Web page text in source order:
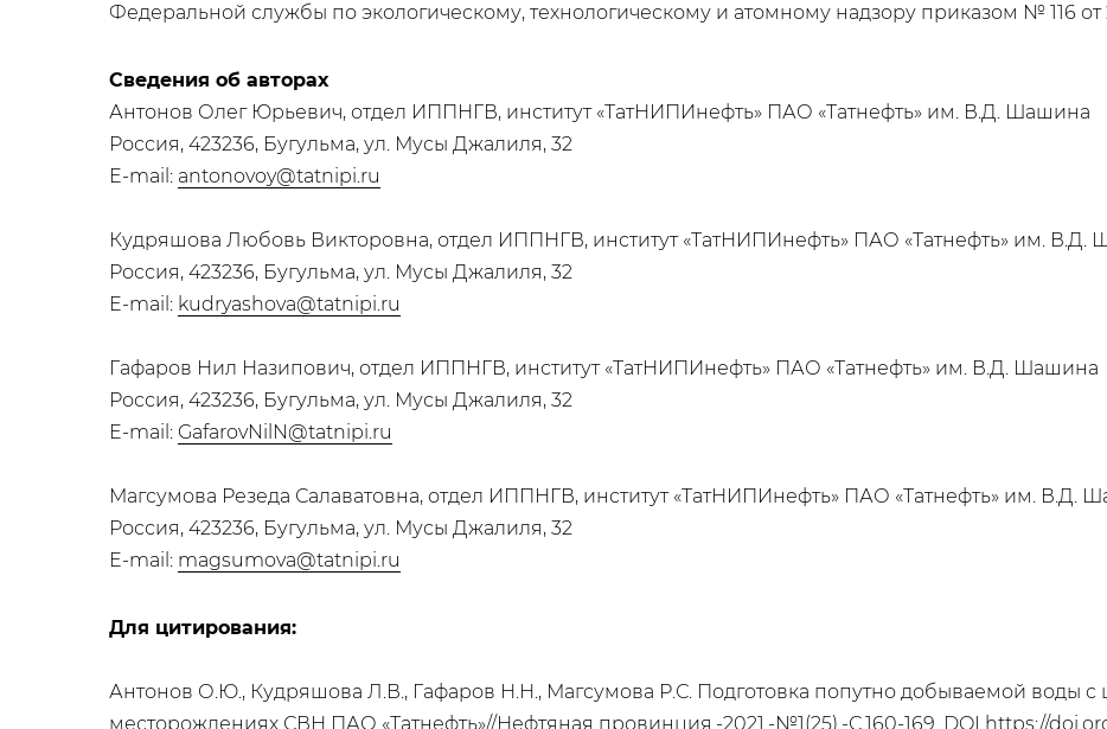
Федеральной службы по экологическому, технологическому и атомному надзору приказом № 116 от
Сведения об авторах
Антонов Олег Юрьевич, отдел ИППНГВ, институт «ТатНИПИнефть» ПАО «Татнефть» им. В.Д. Шашина
Россия, 423236, Бугульма, ул. Мусы Джалиля, 32
E-mail: antonovoy@tatnipi.ru
Кудряшова Любовь Викторовна, отдел ИППНГВ, институт «ТатНИПИнефть» ПАО «Татнефть» им. В.Д.
Россия, 423236, Бугульма, ул. Мусы Джалиля, 32
E-mail: kudryashova@tatnipi.ru
Гафаров Нил Назипович, отдел ИППНГВ, институт «ТатНИПИнефть» ПАО «Татнефть» им. В.Д. Шашина
Россия, 423236, Бугульма, ул. Мусы Джалиля, 32
E-mail: GafarovNilN@tatnipi.ru
Магсумова Резеда Салаватовна, отдел ИППНГВ, институт «ТатНИПИнефть» ПАО «Татнефть» им. В.Д.
Россия, 423236, Бугульма, ул. Мусы Джалиля, 32
E-mail: magsumova@tatnipi.ru
Для цитирования:
Антонов О.Ю., Кудряшова Л.В., Гафаров Н.Н., Магсумова Р.С. Подготовка попутно добываемой воды с
месторождениях СВН ПАО «Татнефть»//Нефтяная провинция.-2021.-№1(25).-С.160-169. DOI https://